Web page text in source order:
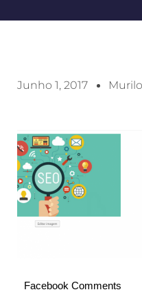
Junho 1, 2017
Facebook Comments